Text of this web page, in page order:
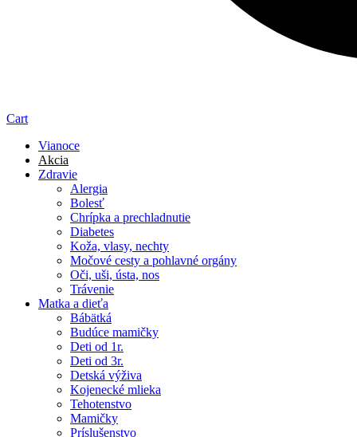
Cart
Vianoce
Akcia
Zdravie
Alergia
Bolesť
Chrípka a prechladnutie
Diabetes
Koža, vlasy, nechty
Močové cesty a pohlavné orgány
Oči, uši, ústa, nos
Trávenie
Matka a dieťa
Bábätká
Budúce mamičky
Deti od 1r.
Deti od 3r.
Detská výživa
Kojenecké mlieka
Tehotenstvo
Mamičky
Príslušenstvo